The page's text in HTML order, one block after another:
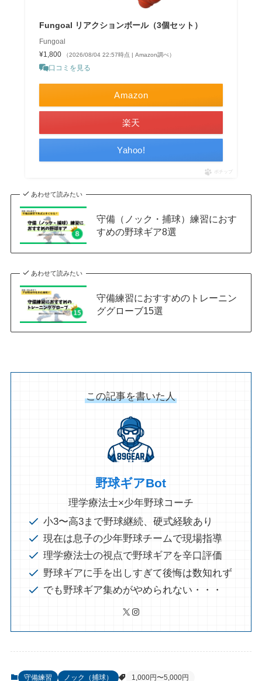
Fungoal リアクションボール（3個セット）
Fungoal
¥1,800
（2026/08/04 22:57時点 | Amazon調べ）
口コミを見る
Amazon
楽天
Yahoo!
ポチップ
あわせて読みたい
守備（ノック・捕球）練習におす
すめの野球ギア8選
あわせて読みたい
守備練習におすすめのトレーニン
ググローブ15選
この記事を書いた人
野球ギアBot
理学療法士×少年野球コーチ
小3〜高3まで野球継続、硬式経験あり
現在は息子の少年野球チームで現場指導
理学療法士の視点で野球ギアを辛口評価
野球ギアに手を出しすぎて後悔は数知れず
でも野球ギア集めがやめられない・・・
X Instagram
守備練習 ノック（捕球） 1,000円〜5,000円